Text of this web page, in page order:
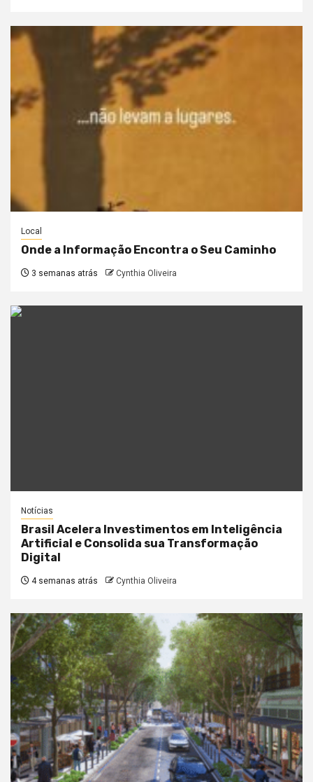
Local
Onde a Informação Encontra o Seu Caminho
3 semanas atrás Cynthia Oliveira
Notícias
Brasil Acelera Investimentos em Inteligência
Artificial e Consolida sua Transformação
Digital
4 semanas atrás Cynthia Oliveira